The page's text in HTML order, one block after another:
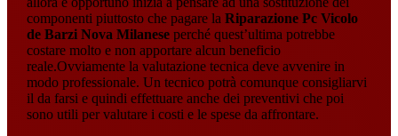
componenti piuttosto che pagare la Riparazione Pc Vicolo
de Barzi Nova Milaneseperché quest’ultima potrebbe
costare molto e non apportare alcun beneficio
reale.Ovviamente la valutazione tecnica deve avvenire in
modo professionale. Un tecnico potrà comunque consigliarvi
il da farsi e quindi effettuare anche dei preventivi che poi
sono utili per valutare i costi e le spese da affrontare.